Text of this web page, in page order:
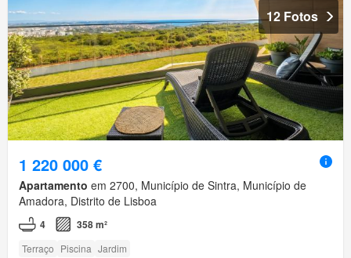
12 Fotos
1 220 000 €
Apartamento em 2700, Município de Sintra, Município de
Amadora, Distrito de Lisboa
4 358 m²
Terraço Piscina Jardim